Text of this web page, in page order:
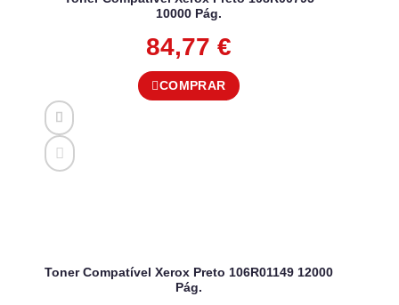
10000 Pág.
84,77 €
COMPRAR
Toner Compatível Xerox Preto 106R01149 12000
Pág.